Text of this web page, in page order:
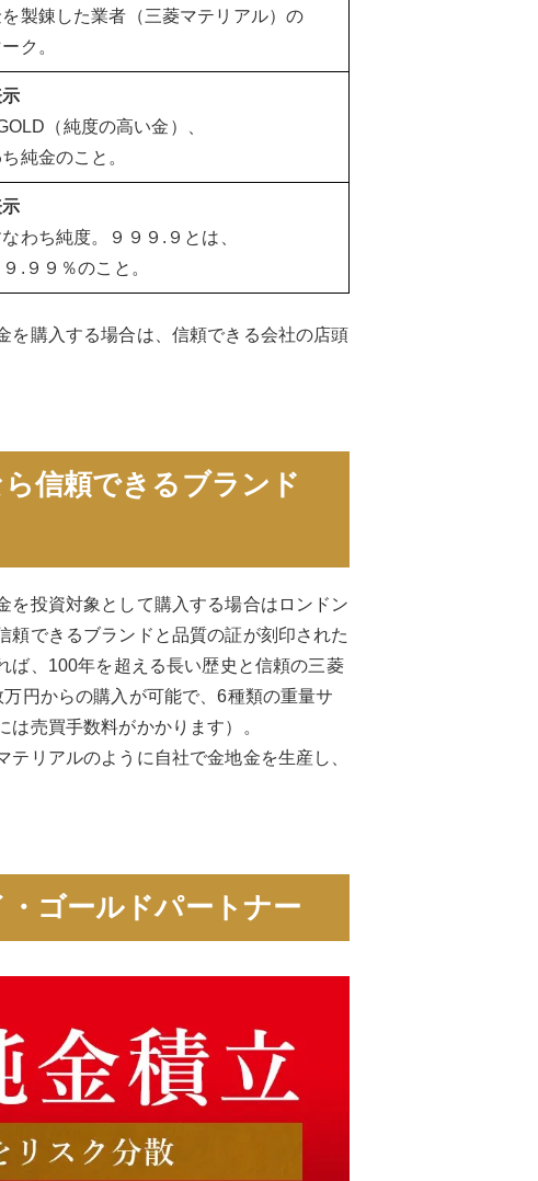
製錬した業者（三菱マテリアル）の
ク。
（純度の高い金）、
純金のこと。
わち純度。９９９.９とは、
.９９％のこと。
を購入する場合は、信頼できる会社の店頭
信頼できるブランド
を投資対象として購入する場合はロンドン
できるブランドと品質の証が刻印された
ば、100年を超える長い歴史と信頼の三菱
円からの購入が可能で、6種類の重量サ
売買手数料がかかります）。
リアルのように自社で金地金を生産し、
ゴールドパートナー